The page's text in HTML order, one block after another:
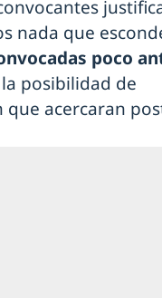
nada que
poco
posibilidad de
acercaran